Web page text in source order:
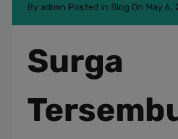
By admin Posted in Blog On May 6,
Surga